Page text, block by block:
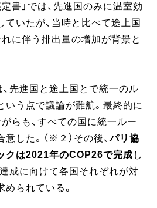
書」では、先進国のみに温室効
いたが、当時と比べて途上国
に伴う排出量の増加が背景と
先進国と途上国とで統一のル
いう点で議論が難航。最終的に
らも、すべての国に統一ルー
した。（※２）その後、パリ協
クは2021年のCOP26で完成 し
成に向けて各国それぞれが対
られている。